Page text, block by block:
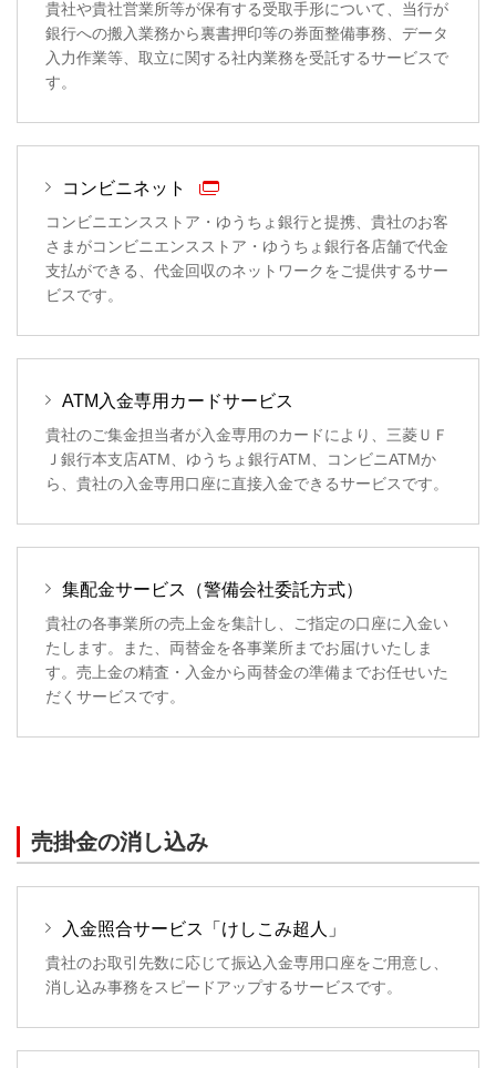
貴社や貴社営業所等が保有する受取手形について、当行が
銀行への搬入業務から裏書押印等の券面整備事務、データ
入力作業等、取立に関する社内業務を受託するサービスで
す。
コンビニネット
コンビニエンスストア・ゆうちょ銀行と提携、貴社のお客
さまがコンビニエンスストア・ゆうちょ銀行各店舗で代金
支払ができる、代金回収のネットワークをご提供するサー
ビスです。
ATM入金専用カードサービス
貴社のご集金担当者が入金専用のカードにより、三菱ＵＦ
Ｊ銀行本支店ATM、ゆうちょ銀行ATM、コンビニATMか
ら、貴社の入金専用口座に直接入金できるサービスです。
集配金サービス（警備会社委託方式）
貴社の各事業所の売上金を集計し、ご指定の口座に入金い
たします。また、両替金を各事業所までお届けいたしま
す。売上金の精査・入金から両替金の準備までお任せいた
だくサービスです。
売掛金の消し込み
入金照合サービス「けしこみ超人」
貴社のお取引先数に応じて振込入金専用口座をご用意し、
消し込み事務をスピードアップするサービスです。